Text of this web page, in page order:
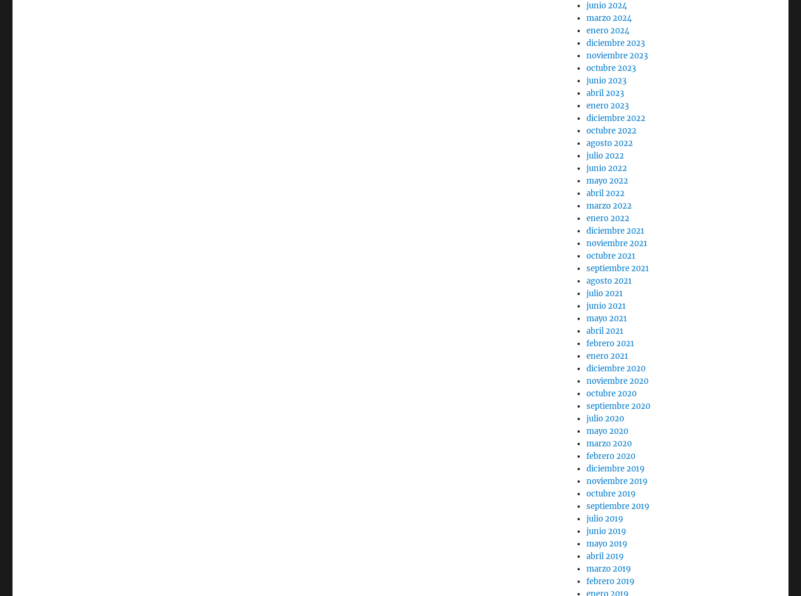
junio 2024
marzo 2024
enero 2024
diciembre 2023
noviembre 2023
octubre 2023
junio 2023
abril 2023
enero 2023
diciembre 2022
octubre 2022
agosto 2022
julio 2022
junio 2022
mayo 2022
abril 2022
marzo 2022
enero 2022
diciembre 2021
noviembre 2021
octubre 2021
septiembre 2021
agosto 2021
julio 2021
junio 2021
mayo 2021
abril 2021
febrero 2021
enero 2021
diciembre 2020
noviembre 2020
octubre 2020
septiembre 2020
julio 2020
mayo 2020
marzo 2020
febrero 2020
diciembre 2019
noviembre 2019
octubre 2019
septiembre 2019
julio 2019
junio 2019
mayo 2019
abril 2019
marzo 2019
febrero 2019